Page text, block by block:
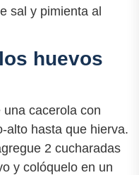
sal y pimienta al
huevos
cacerola con
alto hasta que hierva.
2 cucharadas
y colóquelo en un